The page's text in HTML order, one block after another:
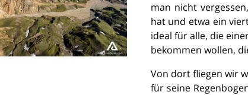
man nicht
hat und etwa ein
ideal für alle, die
bekommen wollen,
Von dort fliegen wir
für seine